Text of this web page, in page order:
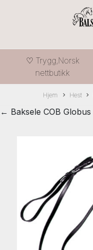
♡ Trygg,Norsk
nettbutikk
Hjem Hest
← Baksele COB Globus